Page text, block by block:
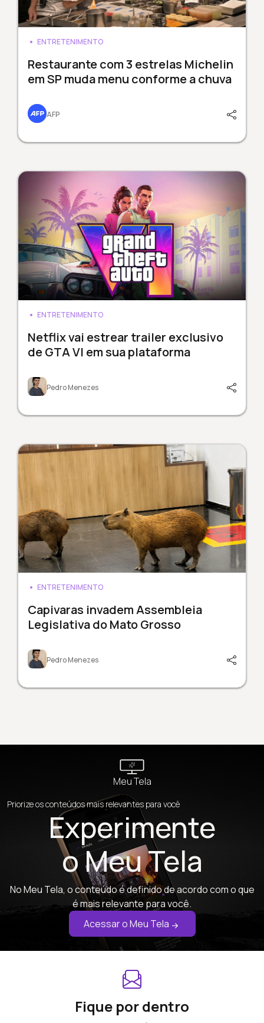
ENTRETENIMENTO
Restaurante com 3 estrelas Michelin
em SP muda menu conforme a chuva
AFP
ENTRETENIMENTO
Netflix vai estrear trailer exclusivo
de GTA VI em sua plataforma
Pedro Menezes
ENTRETENIMENTO
Capivaras invadem Assembleia
Legislativa do Mato Grosso
Pedro Menezes
Meu Tela
Priorize os conteúdos mais relevantes para você
Experimente
o Meu Tela
No Meu Tela, o conteúdo é definido de acordo com o que
é mais relevante para você.
Acessar o Meu Tela
Fique por dentro